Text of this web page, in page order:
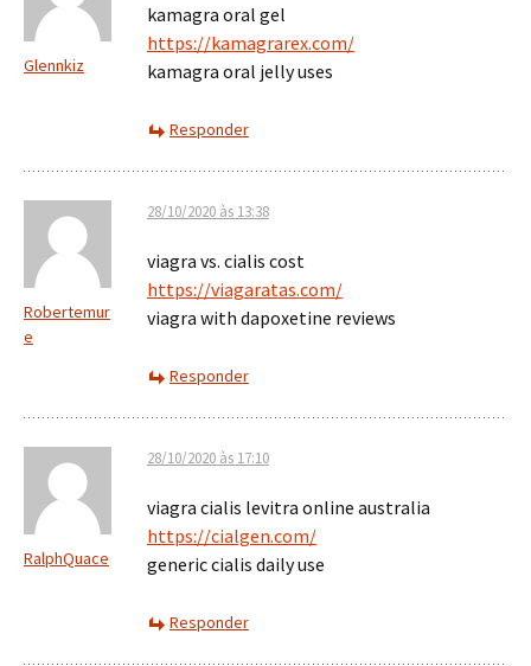
Glennkiz
kamagra oral gel
https://kamagrarex.com/
kamagra oral jelly uses
Responder
Robertemur
e
28/10/2020 às 13:38
viagra vs. cialis cost
https://viagaratas.com/
viagra with dapoxetine reviews
Responder
RalphQuace
28/10/2020 às 17:10
viagra cialis levitra online australia
https://cialgen.com/
generic cialis daily use
Responder